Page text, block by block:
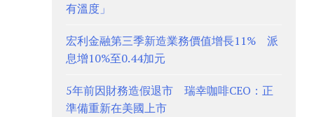
有溫度」
宏利金融第三季新造業務價值增長11% 派
息增10%至0.44加元
5年前因財務造假退市 瑞幸咖啡CEO：正
準備重新在美國上市